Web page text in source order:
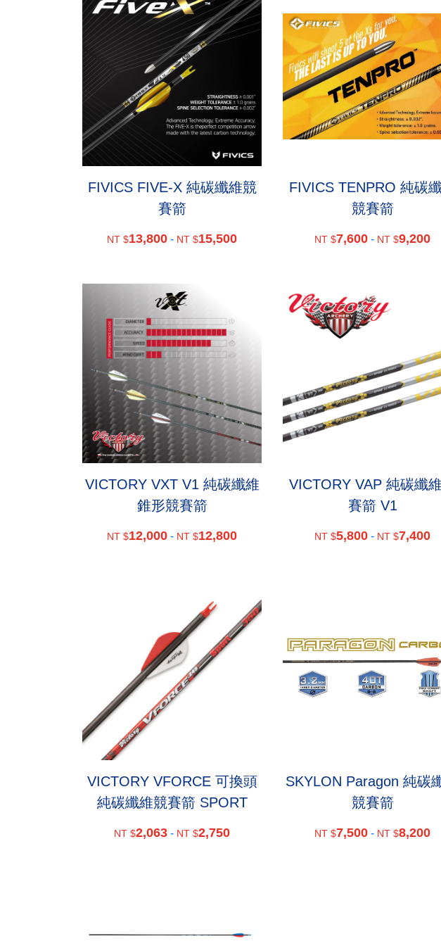
FIVICS FIVE-X 純碳纖維競
賽箭
NT $13,800 - NT $15,500
FIVICS TENPRO 純碳
競賽箭
NT $7,600 - NT $9,200
VICTORY VXT V1 純碳纖維
錐形競賽箭
NT $12,000 - NT $12,800
VICTORY VAP 純碳纖
賽箭 V1
NT $5,800 - NT $7,400
VICTORY VFORCE 可換頭
純碳纖維競賽箭 SPORT
NT $2,063 - NT $2,750
SKYLON Paragon 純碳
競賽箭
NT $7,500 - NT $8,200